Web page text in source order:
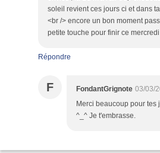
soleil revient ces jours ci et dans
<br /> encore un bon moment
petite touche pour finir ce
Répondre
F FondantGrignote 03/03/
Merci beaucoup pour tes
^_^ Je t'embrasse.